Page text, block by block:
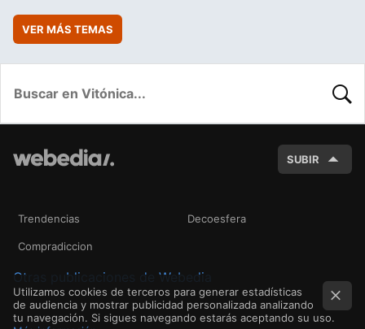
VER MÁS TEMAS
SUBIR
Trendencias Decoesfera
Compradiccion
Otras publicaciones de Webedia
Utilizamos cookies de terceros para generar estadísticas
de audiencia y mostrar publicidad personalizada analizando
tu navegación. Si sigues navegando estarás aceptando su uso.